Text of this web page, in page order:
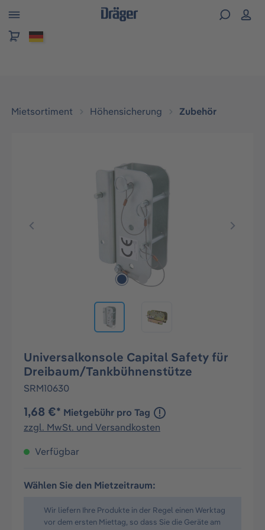
springen
Mietsortiment Höhensicherung Zubehör
Bildergalerie überspringen
Universalkonsole Capital Safety für
Dreibaum/Tankbühnenstütze
SRM10630
Mietgebühr pro Tag
1,68 €*
zzgl. MwSt. und Versandkosten
Verfügbar
Wählen Sie den Mietzeitraum:
Wir liefern Ihre Produkte in der Regel einen Werktag
vor dem ersten Miettag, so dass Sie die Geräte am